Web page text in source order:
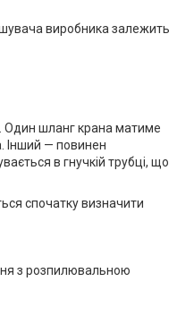
виробника залежить
Один шланг крана матиме
Інший — повинен
в гнучкій трубці, що
спочатку визначити
з розпилювальною